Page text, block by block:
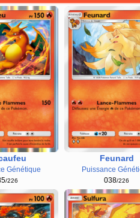
Génétique
/226
Feunard
Puissance
038/226